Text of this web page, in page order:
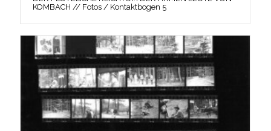
KOMBACH // Fotos / Kontaktbogen 5